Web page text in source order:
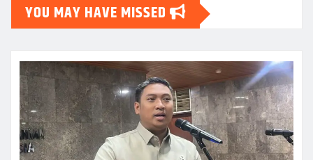
YOU MAY HAVE MISSED